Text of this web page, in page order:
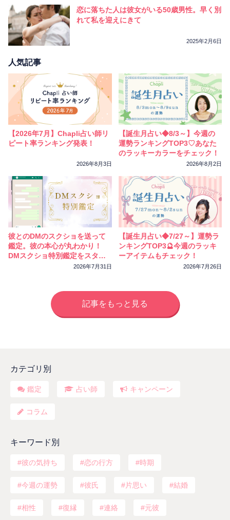
恋に落ちた人は彼女がいる50歳男性。早く別
れて私を迎えにきて
2025年2月6日
人気記事
【2026年7月】Chapli占い師リ
ピート率ランキング発表！
2026年8月3日
【誕生月占い◆8/3～】今週の
運勢ランキングTOP3♡あなた
のラッキーカラーをチェック！
2026年8月2日
彼とのDMのスクショを送って
鑑定。彼の本心が丸わかり！
DMスクショ特別鑑定をスター
2026年7月31日
【誕生月占い◆7/27～】運勢ラ
ンキングTOP3🔮今週のラッキ
ーアイテムもチェック！
2026年7月26日
記事をもっと見る
カテゴリ別
鑑定 占い師 キャンペーン
コラム
キーワード別
彼の気持ち 恋の行方 時期
今週の運勢 彼氏 片思い 結婚
相性 復縁 連絡 元彼